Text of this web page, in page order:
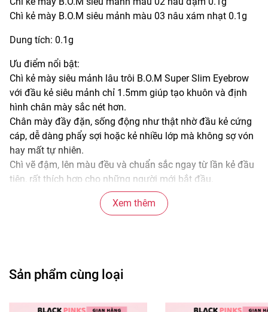
Chì kẻ mày B.O.M siêu mảnh màu 03 nâu xám nhạt 0.1g
Dung tích: 0.1g
Ưu điểm nổi bật:
Chì kẻ mày siêu mảnh lâu trôi B.O.M Super Slim Eyebrow
với đầu kẻ siêu mảnh chỉ 1.5mm giúp tạo khuôn và định
hình chân mày sắc nét hơn.
Chân mày đầy đặn, sống động như thật nhờ đầu kẻ cứng
cáp, dễ dàng phẩy sợi hoặc kẻ nhiều lớp mà không sợ vón
hay mất tự nhiên.
Chì vẽ đậm, lên màu đều và chuẩn sắc ngay từ lần kẻ đầu
tiên, rất thích hợp cho những người mới bắt đầu.
Kháng nước, kháng mồ hôi, cho đôi chân mày hoàn hảo
bền bỉ suốt nhiều giờ liền.
Iron (CI 77491), Titanium Oxide (CI 77891), Acetylated
Candide-2, Iron Oxide (CI 77492), Triethylhexanoin,
Xem thêm
Sản phẩm cùng loại